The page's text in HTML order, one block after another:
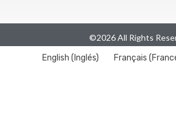
©2026 All Rights
English ( Inglés) Français (